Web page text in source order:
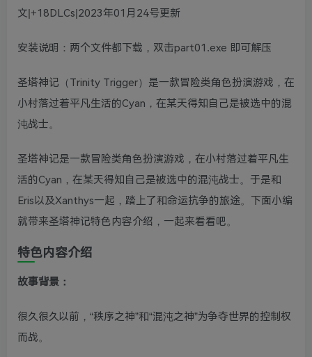
文|+18DLCs|2023年01月24号更新
安装说明：两个文件都下载，双击part01.exe 即可解压
圣塔神记（Trinity Trigger）是一款冒险类角色扮演游戏，在
小村落过着平凡生活的Cyan，在某天得知自己是被选中的混
沌战士。
圣塔神记是一款冒险类角色扮演游戏，在小村落过着平凡生
活的Cyan，在某天得知自己是被选中的混沌战士。于是和
Eris以及Xanthys一起，踏上了和命运抗争的旅途。下面小编
就带来圣塔神记特色内容介绍，一起来看看吧。
特色内容介绍
故事背景：
很久很久以前，“秩序之神”和“混沌之神”为争夺世界的控制权
而战。